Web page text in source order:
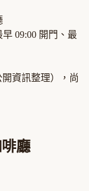
早 09:00 開門、最
開資訊整理），尚
廳